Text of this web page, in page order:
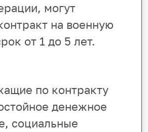
могут
на военную
от 1 до 5 лет.
по контракту
денежное
социальные